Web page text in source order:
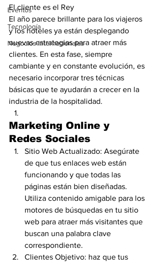
Eventos
Tecnología
Negocios Internacionales
El cliente es el Rey
El año parece brillante para los viajeros
y los hoteles ya están desplegando
nuevas estrategias para atraer más
clientes. En esta fase, siempre
cambiante y en constante evolución, es
necesario incorporar tres técnicas
básicas que te ayudarán a crecer en la
industria de la hospitalidad.
Marketing Online y
Redes Sociales
Sitio Web Actualizado: Asegúrate
de que tus enlaces web están
funcionando y que todas las
páginas están bien diseñadas.
Utiliza contenido amigable para los
motores de búsquedas en tu sitio
web para atraer más visitantes que
buscan una palabra clave
correspondiente.
Clientes Objetivo: haz que tus